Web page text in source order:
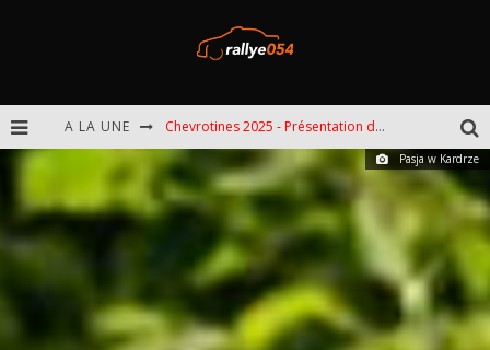
A LA UNE Chevrotines 2025 - Présentation de l'épreuve
EBR 2025 - Présentation de l'épreuve
Pasja w Kardrze